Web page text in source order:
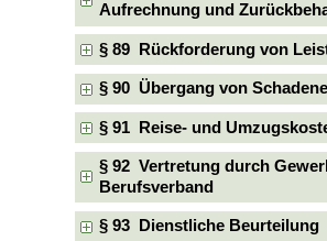
Aufrechnung und
§ 89 Rückforderung von
§ 90 Übergang von
§ 91 Reise- und
§ 92 Vertretung durch
Berufsverband
§ 93 Dienstliche Beurteilung